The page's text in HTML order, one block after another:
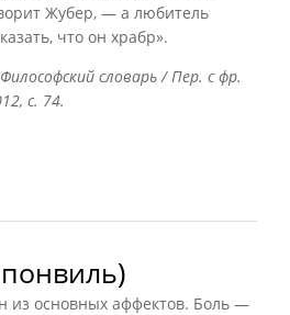
Жубер, — а любитель
что он храбр».
словарь / Пер. с фр.
с. 74.
из основных аффектов. Боль —